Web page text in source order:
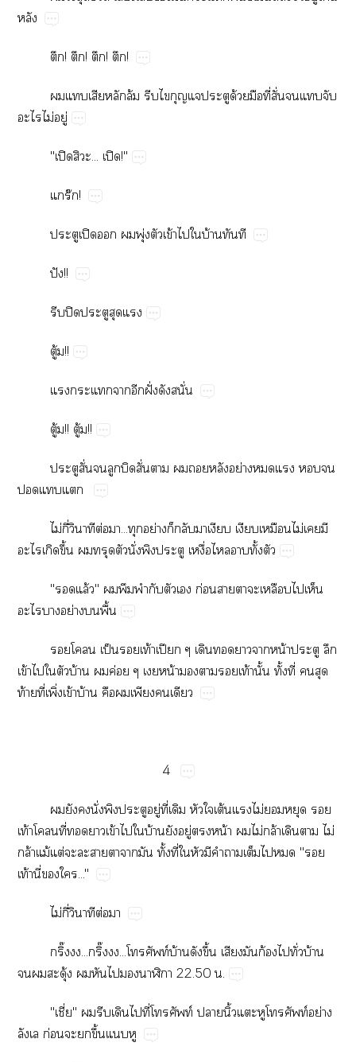

!​!​!​!
​​​​ล้​​​​​ด้​​ี่​ั่​​​​
​ไม่​ู่
"ปิ​​...​ปิ!"
ร๊!
​ปิ​​​ุ่​​ข้​​​บ้​​
ปั!!
​ปิ​​​
ู้!!
​​​​ฝั่​​ั่
ู้!!​ู้!!
​ั่​​​​ั่​​​​​ย่​​​​​
​​
ไม่​ี่​​ต่​...​ย่​​​​​​​ไม่​​​
​​ึ้​​​​ั่​​​ื่​​​ั้​
"​ล้"​​​​​​​ก่​​​​​​​
​​ย่​​ื้
​​ป็​​ท้​ปี​​​​​น้​​​
ข้​​​​บ้​​ค่​​น้​​​​ท้​ั้​ั้​ี่​​​
ท้​ี่​ิ่​ข้​บ้​​​​​
4
​​​ั่​​​ู่​ี่​​​​ต้​​ไม่​​​​
ท้​​ี่​​​ข้​​​บ้​​ู่​​น้​​ไม่​ล้​​​ไม่​
ล้​ม้​ต่​​​​​​​ั้​ี่​​​​​​​​"​
ท้​ี่​​..."
ไม่​ี่​​ต่​
ิ๊​...ิ๊​...ท์​บ้​​ึ้​​​ก้​​ั่​บ้​
​​ุ้​​​​​​22.50​.
"ี่"​​​​​ี่​ท์​​ิ้​​​ท์​ย่​
​ก่​​​ึ้​​